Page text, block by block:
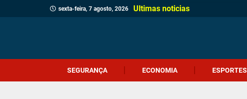
sexta-feira, 7 agosto, 2026 Ultimas noticias
SEGURANÇA ECONOMIA ESPORTES